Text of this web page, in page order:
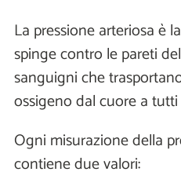
La pressione arteriosa è
spinge contro le pareti
sanguigni che
ossigeno dal cuore a
Ogni misurazione della
contiene due valori: